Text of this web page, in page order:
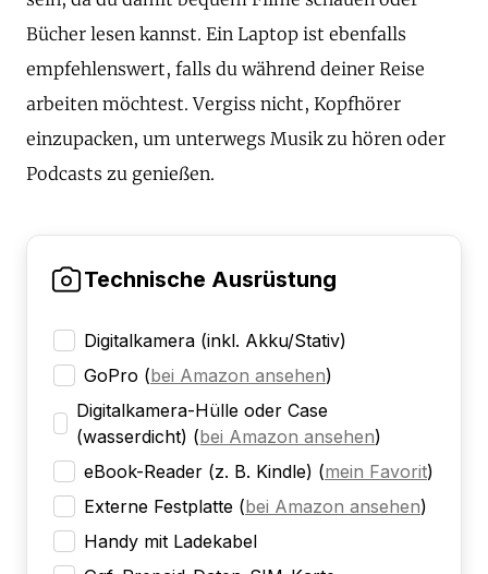
Bücher lesen kannst. Ein Laptop ist ebenfalls
empfehlenswert, falls du während deiner Reise
arbeiten möchtest. Vergiss nicht, Kopfhörer
einzupacken, um unterwegs Musik zu hören oder
Podcasts zu genießen.
Technische Ausrüstung
Digitalkamera (inkl. Akku/Stativ)
GoPro (bei Amazon ansehen)
Digitalkamera-Hülle oder Case
(wasserdicht) (bei Amazon ansehen)
eBook-Reader (z. B. Kindle) (mein Favorit)
Externe Festplatte (bei Amazon ansehen)
Handy mit Ladekabel